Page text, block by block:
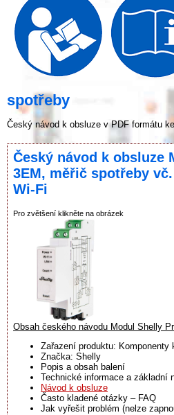
spotřeby
Český návod k obsluze v PDF formátu
Český návod k obsluze
3EM, měřič spotřeby
Wi-Fi
Pro zvětšení klikněte na obrázek
Obsah českého návodu Modul Shelly
Zařazení produktu: Komponenty
Značka: Shelly
Popis a obsah balení
Technické informace a základní
Návod k obsluze
Často kladené otázky – FAQ
Jak vyřešit problém (nelze